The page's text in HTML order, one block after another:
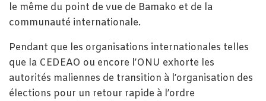
le même du point de vue de Bamako et de la
communauté internationale.
Pendant que les organisations internationales telles
que la CEDEAO ou encore l’ONU exhorte les
autorités maliennes de transition à l’organisation des
élections pour un retour rapide à l’ordre